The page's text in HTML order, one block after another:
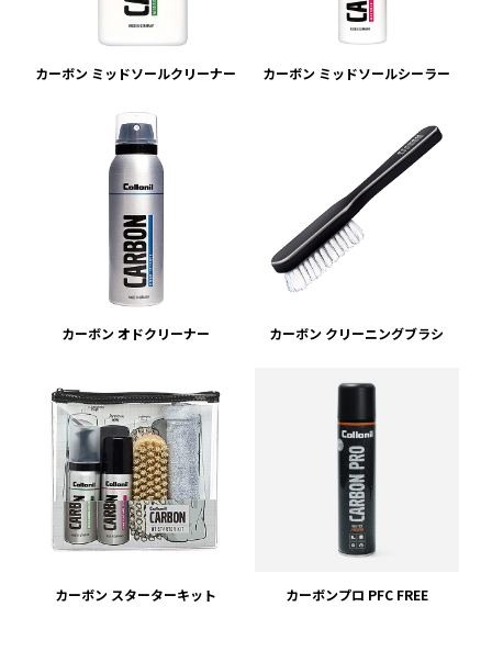
カーボン ミッドソールクリーナー カーボン ミッドソールシーラー
カーボン オドクリーナー カーボン クリーニングブラシ
カーボン スターターキット カーボンプロ PFC FREE